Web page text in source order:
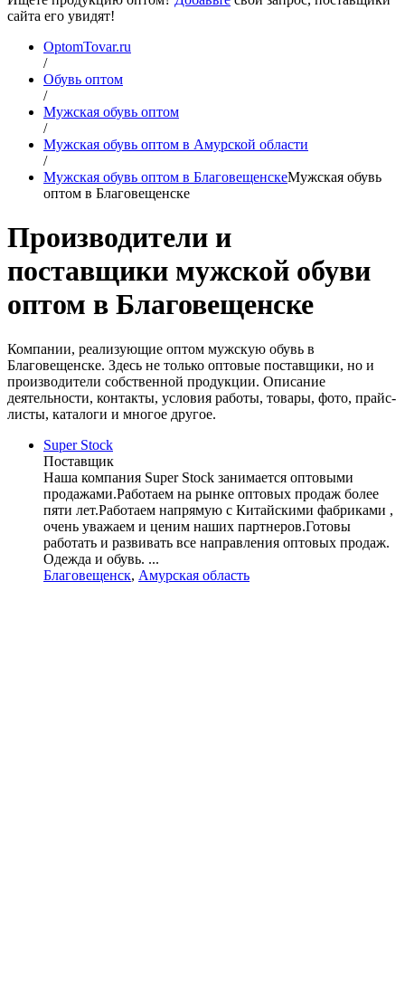
сайта его увидят!
OptomTovar.ru
/
Обувь оптом
/
Мужская обувь оптом
/
Мужская обувь оптом в Амурской области
/
Мужская обувь оптом в БлаговещенскеМужская обувь
оптом в Благовещенске
Производители и
поставщики мужской обуви
оптом в Благовещенске
Компании, реализующие оптом мужскую обувь в
Благовещенске. Здесь не только оптовые поставщики, но и
производители собственной продукции. Описание
деятельности, контакты, условия работы, товары, фото, прайс-
листы, каталоги и многое другое.
Super Stock
Поставщик
Наша компания Super Stock занимается оптовыми
продажами.Работаем на рынке оптовых продаж более
пяти лет.Работаем напрямую с Китайскими фабриками ,
очень уважаем и ценим наших партнеров.Готовы
работать и развивать все направления оптовых продаж.
Одежда и обувь. ...
Благовещенск, Амурская область